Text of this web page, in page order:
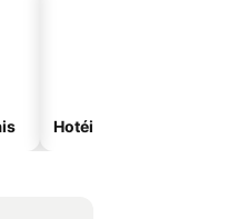
Hotéis com spa